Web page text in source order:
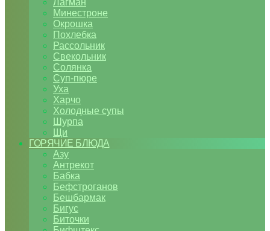
Лагман
Минестроне
Окрошка
Похлебка
Рассольник
Свекольник
Солянка
Суп-пюре
Уха
Харчо
Холодные супы
Шурпа
Щи
ГОРЯЧИЕ БЛЮДА
Азу
Антрекот
Бабка
Бефстроганов
Бешбармак
Бигус
Биточки